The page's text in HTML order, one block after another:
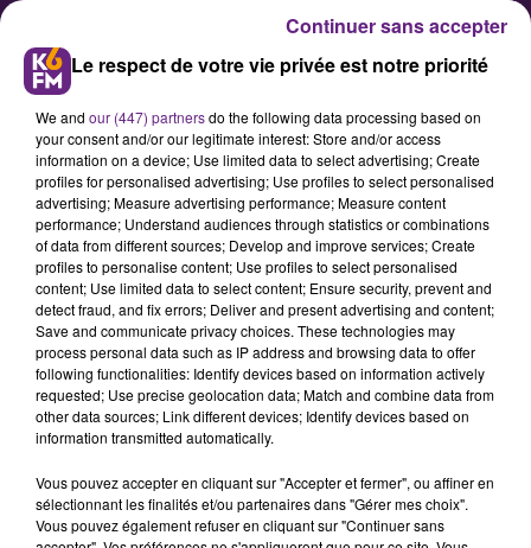
Les syndicats des Douanes de
Bourgogne prévoient de
manifester ces prochains jours
Les syndicats Solidaires et CGT des
Douanes de Bourgogne nous ont
indiqué vouloir déclencher des
dans la région afin d’alerter sur
leur conditions de travail devenues
Le respect de votre vie privée est notre priorité
We and our (447) partnersdo the following data processing based on
your consent and/or our legitimate interest: Store and/or access
information on a device; Use limited data to select advertising; Create
profiles for personalised advertising; Use profiles to select personalised
advertising; Measure advertising performance; Measure content
performance; Understand audiences through statistics or combinations
of data from different sources; Develop and improve services; Create
profiles to personalise content; Use profiles to select personalised
content; Use limited data to select content; Ensure security, prevent and
detect fraud, and fix errors; Deliver and present advertising and content;
Save and communicate privacy choices. These technologies may
process personal data such as IP address and browsing data to offer
following functionalities: Identify devices based on information actively
requested; Use precise geolocation data; Match and combine data from
other data sources; Link different devices; Identify devices based on
information transmitted automatically.
Vous pouvez accepter en cliquant sur "Accepter et fermer", ou affiner en
sélectionnant les finalités et/ou partenaires dans "Gérer mes choix".
Vous pouvez également refuser en cliquant sur "Continuer sans
Continuer sans accepter